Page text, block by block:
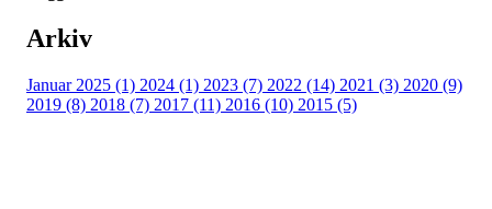
Arkiv
Januar 2025 (1) 2024 (1) 2023 (7) 2022 (14) 2021 (3) 2020 (9)
2019 (8) 2018 (7) 2017 (11) 2016 (10) 2015 (5)